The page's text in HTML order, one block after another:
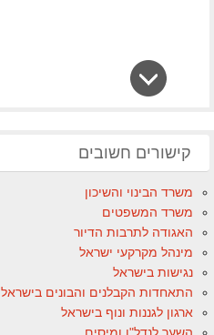
קישורים חשובים
משרד הבינוי והשיכון
משרד המשפטים
האגודה לתרבות הדיור
מינהל מקרקעי ישראל
נגישות בישראל
התאחדות הקבלנים והבונים בישראל
ארגון לגננות ונוף בישראל